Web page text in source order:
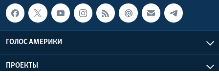
ГОЛОС АМЕРИКИ
ПРОЕКТЫ